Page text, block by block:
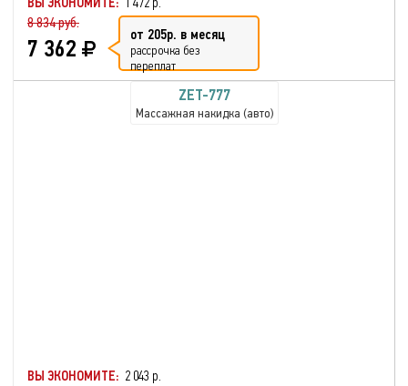
8 834 руб.
7 362 от 205р. в месяц
рассрочка без
переплат
ZET-777
Массажная накидка (авто)
ВЫ ЭКОНОМИТЕ: 2 043 р.